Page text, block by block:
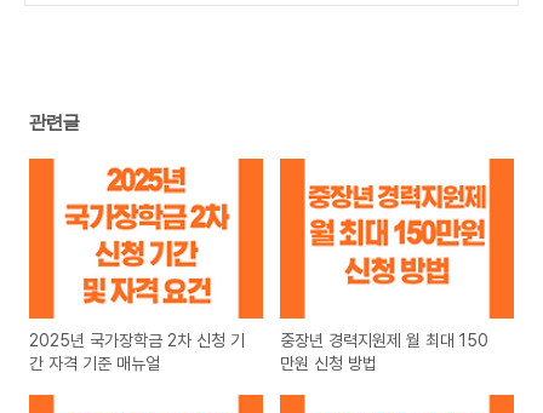
관련글
2025년 국가장학금 2차 신청 기
간 자격 기준 매뉴얼
중장년 경력지원제 월 최대 150
만원 신청 방법